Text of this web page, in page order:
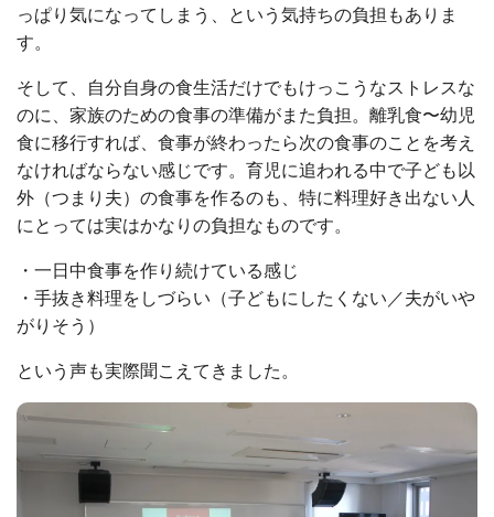
っぱり気になってしまう、という気持ちの負担もありま
す。
そして、自分自身の食生活だけでもけっこうなストレスな
のに、家族のための食事の準備がまた負担。離乳食〜幼児
食に移行すれば、食事が終わったら次の食事のことを考え
なければならない感じです。育児に追われる中で子ども以
外（つまり夫）の食事を作るのも、特に料理好き出ない人
にとっては実はかなりの負担なものです。
・一日中食事を作り続けている感じ
・手抜き料理をしづらい（子どもにしたくない／夫がいや
がりそう）
という声も実際聞こえてきました。